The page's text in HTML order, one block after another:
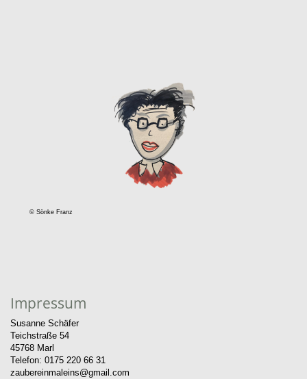
© Sönke Franz
Impressum
Susanne Schäfer
Teichstraße 54
45768 Marl
Telefon: 0175 220 66 31
zaubereinmaleins@gmail.com